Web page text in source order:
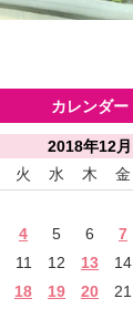
カレンダー
2018年12月
火 水 木 金
4 5 6 7
11 12 13 14
18 19 20 21